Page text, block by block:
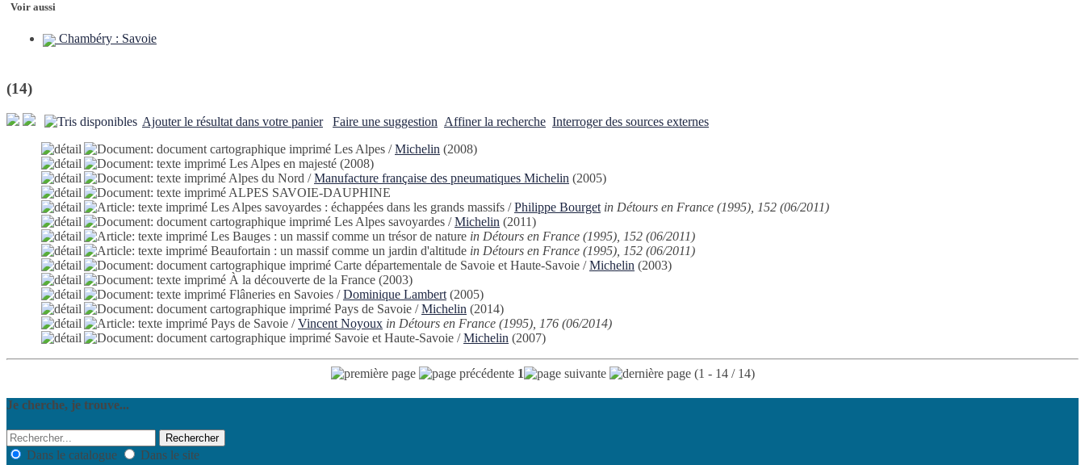
Voir aussi
Chambéry : Savoie
(14)
Ajouter le résultat dans votre panier Faire une suggestion Affiner la recherche Interroger des sources externes
Les Alpes /Michelin (2008)
Les Alpes en majesté (2008)
Alpes du Nord /Manufacture française des pneumatiques Michelin (2005)
ALPES SAVOIE-DAUPHINE
Les Alpes savoyardes : échappées dans les grands massifs /Philippe Bourget in Détours en France (1995), 152 (06/2011)
Les Alpes savoyardes /Michelin (2011)
Les Bauges : un massif comme un trésor de nature in Détours en France (1995), 152 (06/2011)
Beaufortain : un massif comme un jardin d'altitude in Détours en France (1995), 152 (06/2011)
Carte départementale de Savoie et Haute-Savoie /Michelin (2003)
À la découverte de la France (2003)
Flâneries en Savoies /Dominique Lambert (2005)
Pays de Savoie /Michelin (2014)
Pays de Savoie /Vincent Noyoux in Détours en France (1995), 176 (06/2014)
Savoie et Haute-Savoie /Michelin (2007)
1 (1 - 14 / 14)
Je cherche, je trouve...
Dans le catalogue
Dans le site